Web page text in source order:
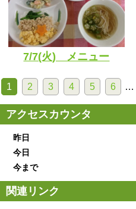
7/7(火) メニュー
1 2 3 4 5 6 …
アクセスカウンタ
昨日
今日
今まで
関連リンク